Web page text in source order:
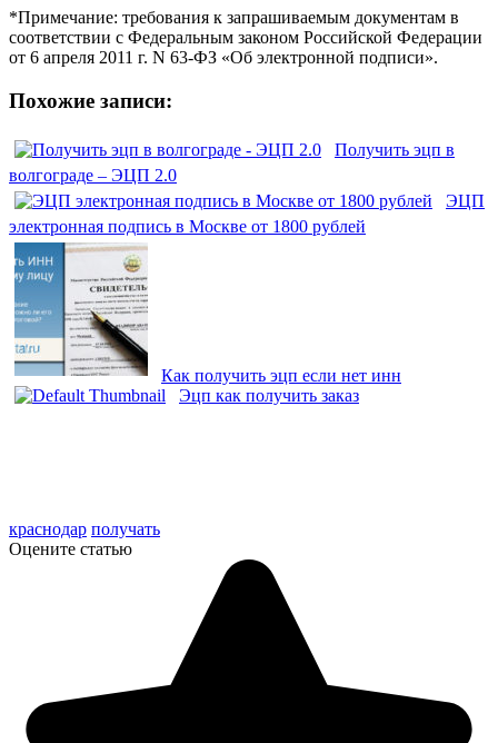
*Примечание: требования к запрашиваемым документам в
соответствии с Федеральным законом Российской Федерации
от 6 апреля 2011 г. N 63-ФЗ «Об электронной подписи».
Похожие записи:
Получить эцп в
волгограде – ЭЦП 2.0
ЭЦП
электронная подпись в Москве от 1800 рублей
Как получить эцп если нет инн
Эцп как получить заказ
краснодар получать
Оцените статью